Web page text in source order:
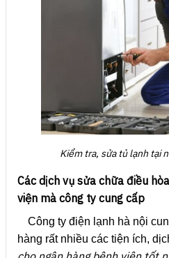
Kiểm tra, sửa tủ lạnh tại
Các dịch vụ sửa chữa điều
viện mà công ty cung cấp
Công ty điện lạnh hà nội
hàng rất nhiều các tiện ích,